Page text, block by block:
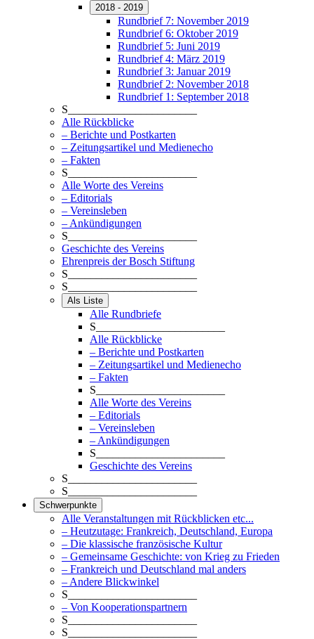
2018 - 2019
Rundbrief 7: November 2019
Rundbrief 6: Oktober 2019
Rundbrief 5: Juni 2019
Rundbrief 4: März 2019
Rundbrief 3: Januar 2019
Rundbrief 2: November 2018
Rundbrief 1: September 2018
S_______________________
Alle Rückblicke
– Berichte und Postkarten
– Zeitungsartikel und Medienecho
– Fakten
S_______________________
Alle Worte des Vereins
– Editorials
– Vereinsleben
– Ankündigungen
S_______________________
Geschichte des Vereins
Ehrenpreis der Bosch Stiftung
S_______________________
S_______________________
Als Liste
Alle Rundbriefe
S_______________________
Alle Rückblicke
– Berichte und Postkarten
– Zeitungsartikel und Medienecho
– Fakten
S_______________________
Alle Worte des Vereins
– Editorials
– Vereinsleben
– Ankündigungen
S_______________________
Geschichte des Vereins
S_______________________
S_______________________
Schwerpunkte
Alle Veranstaltungen mit Rückblicken etc...
– Heutzutage: Frankreich, Deutschland, Europa
– Die klassische französische Kultur
– Gemeinsame Geschichte: von Krieg zu Frieden
– Frankreich und Deutschland mal anders
– Andere Blickwinkel
S_______________________
– Von Kooperationspartnern
S_______________________
S_______________________